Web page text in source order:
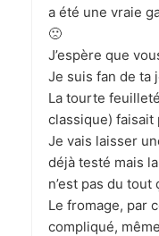
a été une vraie
🙁
J’espère que
Je suis fan de ta
La tourte
classique)
Je vais laisser
déjà testé mais
n’est pas du
Le fromage, par
compliqué,